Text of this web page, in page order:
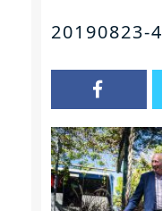
20190823-4